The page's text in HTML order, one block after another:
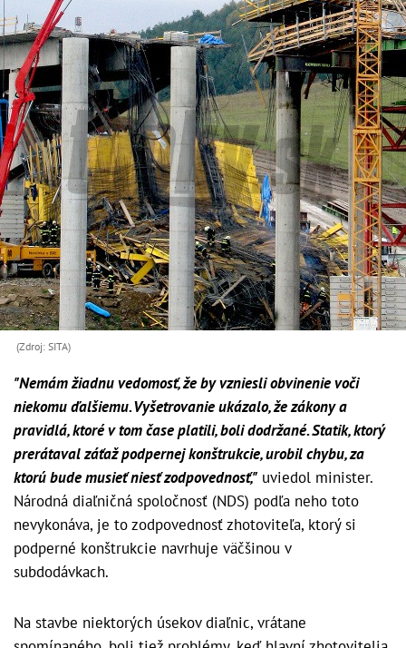
(Zdroj: SITA)
"Nemám žiadnu vedomosť, že by vzniesli obvinenie voči
niekomu ďalšiemu. Vyšetrovanie ukázalo, že zákony a
pravidlá, ktoré v tom čase platili, boli dodržané. Statik, ktorý
prerátaval záťaž podpernej konštrukcie, urobil chybu, za
ktorú bude musieť niesť zodpovednosť," uviedol minister.
Národná diaľničná spoločnosť (NDS) podľa neho toto
nevykonáva, je to zodpovednosť zhotoviteľa, ktorý si
podperné konštrukcie navrhuje väčšinou v
subdodávkach.
Na stavbe niektorých úsekov diaľnic, vrátane